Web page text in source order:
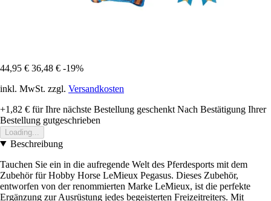
44,95 € 36,48 € -19%
inkl. MwSt. zzgl. Versandkosten
+1,82 € für Ihre nächste Bestellung geschenkt Nach Bestätigung Ihrer
Bestellung gutgeschrieben
Loading...
Beschreibung
Tauchen Sie ein in die aufregende Welt des Pferdesports mit dem
Zubehör für Hobby Horse LeMieux Pegasus. Dieses Zubehör,
entworfen von der renommierten Marke LeMieux, ist die perfekte
Ergänzung zur Ausrüstung jedes begeisterten Freizeitreiters. Mit